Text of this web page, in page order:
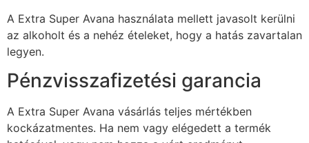
A Extra Super Avana használata mellett javasolt kerülni
az alkoholt és a nehéz ételeket, hogy a hatás zavartalan
legyen.
Pénzvisszafizetési garancia
A Extra Super Avana vásárlás teljes mértékben
kockázatmentes. Ha nem vagy elégedett a termék